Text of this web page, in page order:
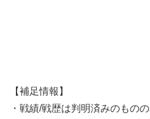
【補足情報】
・戦績/戦歴は判明済みのもの